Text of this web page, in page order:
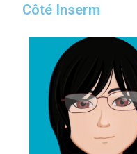
Côté Inserm